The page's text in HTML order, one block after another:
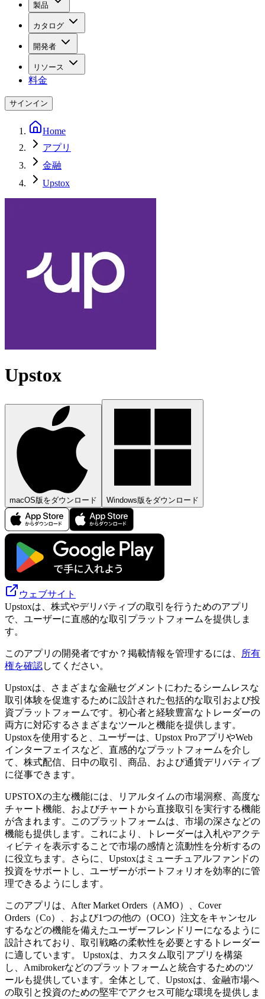
製品
カタログ
開発者
リソース
料金
サインイン
Home
アプリ
金融
Upstox
Upstox
macOS版をダウンロード Windows版をダウンロード
ウェブサイト
Upstoxは、株式やデリバティブの取引を行うためのアプリ
で、ユーザーに直感的な取引プラットフォームを提供しま
す。
このアプリの開発者ですか？掲載情報を管理するには、
所有
権を確認してください。
Upstoxは、さまざまな金融セグメントにわたるシームレスな
取引体験を促進するために設計された包括的な取引および投
資プラットフォームです。初心者と経験豊富なトレーダーの
両方に対応するさまざまなツールと機能を提供します。
Upstoxを使用すると、ユーザーは、Upstox ProアプリやWeb
インターフェイスなど、直感的なプラットフォームを介し
て、株式配信、日中の取引、商品、および通貨デリバティブ
に従事できます。
UPSTOXの主な機能には、リアルタイムの市場洞察、高度な
チャート機能、およびチャートから直接取引を実行する機能
が含まれます。このプラットフォームは、市場の深さなどの
機能も提供します。これにより、トレーダーは入札やアクテ
ィビティを表示することで市場の感情と流動性を分析するの
に役立ちます。さらに、Upstoxはミューチュアルファンドの
投資をサポートし、ユーザーがポートフォリオを効率的に管
理できるようにします。
このアプリは、After Market Orders（AMO）、Cover
Orders（Co）、および1つの他の（OCO）注文をキャンセル
するなどの機能を備えたユーザーフレンドリーになるように
設計されており、取引戦略の柔軟性を必要とするトレーダー
に適しています。 Upstoxは、カスタム取引アプリを構築
し、Amibrokerなどのプラットフォームと統合するためのツ
ールも提供しています。全体として、Upstoxは、金融市場へ
の取引と投資のための堅牢でアクセス可能な環境を提供しま